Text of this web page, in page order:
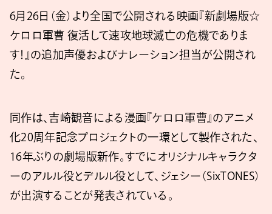
6月26日（金）より全国で公開される映画『新劇場版☆
ケロロ軍曹 復活して速攻地球滅亡の危機でありま
す！』の追加声優およびナレーション担当が公開され
た。
同作は、吉崎観音による漫画『ケロロ軍曹』のアニメ
化20周年記念プロジェクトの一環として製作された、
16年ぶりの劇場版新作。すでにオリジナルキャラクタ
ーのアルル役とデルル役として、ジェシー（SixTONES）
が出演することが発表されている。